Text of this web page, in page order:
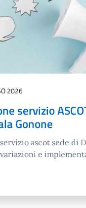
2026
servizio
Gonone
ascot sede di
e